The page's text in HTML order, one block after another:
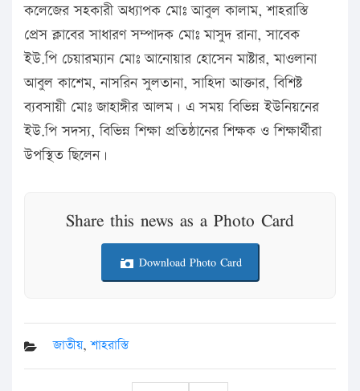
কলেজের সহকারী অধ্যাপক মোঃ আবুল কালাম, শাহরাস্তি
প্রেস ক্লাবের সাধারণ সম্পাদক মোঃ মাসুদ রানা, সাবেক
ইউ.পি চেয়ারম্যান মোঃ আনোয়ার হোসেন মাষ্টার, মাওলানা
আবুল কাশেম, নাসরিন সুলতানা, সাহিদা আক্তার, বিশিষ্ট
ব্যবসায়ী মোঃ জাহাঙ্গীর আলম। এ সময় বিভিন্ন ইউনিয়নের
ইউ.পি সদস্য, বিভিন্ন শিক্ষা প্রতিষ্ঠানের শিক্ষক ও শিক্ষার্থীরা
উপস্থিত ছিলেন।
Share this news as a Photo Card
Download Photo Card
জাতীয়,শাহরাস্তি